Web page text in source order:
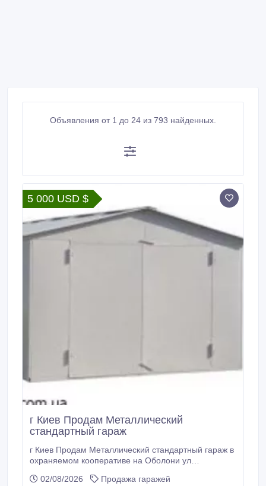
Объявления от 1 до 24 из 793 найденных.
5 000 USD $
г Киев Продам Металлический
стандартный гараж
г Киев Продам Металлический стандартный гараж в
охраняемом кооперативе на Оболони ул
Сразу возле въезда - напротив охраны. Гараж №-30
02/08/2026
Продажа гаражей